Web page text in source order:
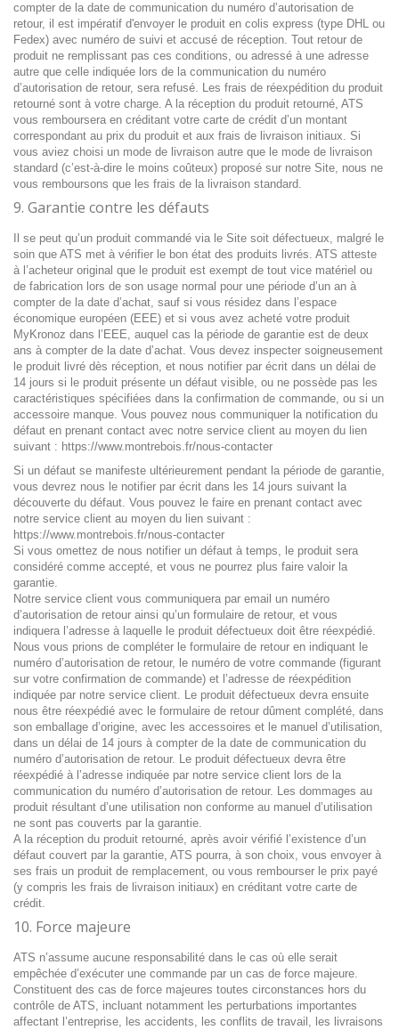
compter de la date de communication du numéro d’autorisation de
retour, il est impératif d'envoyer le produit en colis express (type DHL ou
Fedex) avec numéro de suivi et accusé de réception. Tout retour de
produit ne remplissant pas ces conditions, ou adressé à une adresse
autre que celle indiquée lors de la communication du numéro
d’autorisation de retour, sera refusé. Les frais de réexpédition du produit
retourné sont à votre charge. A la réception du produit retourné, ATS
vous remboursera en créditant votre carte de crédit d’un montant
correspondant au prix du produit et aux frais de livraison initiaux. Si
vous aviez choisi un mode de livraison autre que le mode de livraison
standard (c’est-à-dire le moins coûteux) proposé sur notre Site, nous ne
vous remboursons que les frais de la livraison standard.
9. Garantie contre les défauts
Il se peut qu’un produit commandé via le Site soit défectueux, malgré le
soin que ATS met à vérifier le bon état des produits livrés. ATS atteste
à l’acheteur original que le produit est exempt de tout vice matériel ou
de fabrication lors de son usage normal pour une période d’un an à
compter de la date d’achat, sauf si vous résidez dans l’espace
économique européen (EEE) et si vous avez acheté votre produit
MyKronoz dans l’EEE, auquel cas la période de garantie est de deux
ans à compter de la date d’achat. Vous devez inspecter soigneusement
le produit livré dès réception, et nous notifier par écrit dans un délai de
14 jours si le produit présente un défaut visible, ou ne possède pas les
caractéristiques spécifiées dans la confirmation de commande, ou si un
accessoire manque. Vous pouvez nous communiquer la notification du
défaut en prenant contact avec notre service client au moyen du lien
suivant : https://www.montrebois.fr/nous-contacter
Si un défaut se manifeste ultérieurement pendant la période de garantie,
vous devrez nous le notifier par écrit dans les 14 jours suivant la
découverte du défaut. Vous pouvez le faire en prenant contact avec
notre service client au moyen du lien suivant :
https://www.montrebois.fr/nous-contacter
Si vous omettez de nous notifier un défaut à temps, le produit sera
considéré comme accepté, et vous ne pourrez plus faire valoir la
garantie.
Notre service client vous communiquera par email un numéro
d’autorisation de retour ainsi qu’un formulaire de retour, et vous
indiquera l’adresse à laquelle le produit défectueux doit être réexpédié.
Nous vous prions de compléter le formulaire de retour en indiquant le
numéro d’autorisation de retour, le numéro de votre commande (figurant
sur votre confirmation de commande) et l’adresse de réexpédition
indiquée par notre service client. Le produit défectueux devra ensuite
nous être réexpédié avec le formulaire de retour dûment complété, dans
son emballage d’origine, avec les accessoires et le manuel d’utilisation,
dans un délai de 14 jours à compter de la date de communication du
numéro d’autorisation de retour. Le produit défectueux devra être
réexpédié à l’adresse indiquée par notre service client lors de la
communication du numéro d’autorisation de retour. Les dommages au
produit résultant d’une utilisation non conforme au manuel d’utilisation
ne sont pas couverts par la garantie.
A la réception du produit retourné, après avoir vérifié l’existence d’un
défaut couvert par la garantie, ATS pourra, à son choix, vous envoyer à
ses frais un produit de remplacement, ou vous rembourser le prix payé
(y compris les frais de livraison initiaux) en créditant votre carte de
crédit.
10. Force majeure
ATS n’assume aucune responsabilité dans le cas où elle serait
empêchée d’exécuter une commande par un cas de force majeure.
Constituent des cas de force majeures toutes circonstances hors du
contrôle de ATS, incluant notamment les perturbations importantes
affectant l’entreprise, les accidents, les conflits de travail, les livraisons